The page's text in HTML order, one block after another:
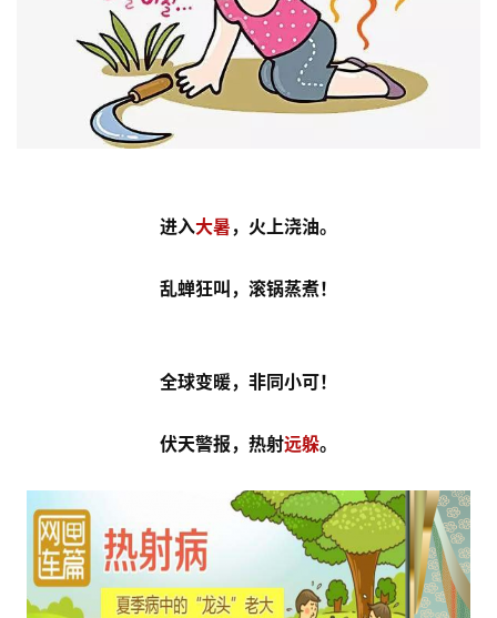
首
文
进入大暑 ，火上浇油。
乱蝉狂叫，滚锅蒸煮！
全球变暖，非同小可！
伏天警报，热射远躲。